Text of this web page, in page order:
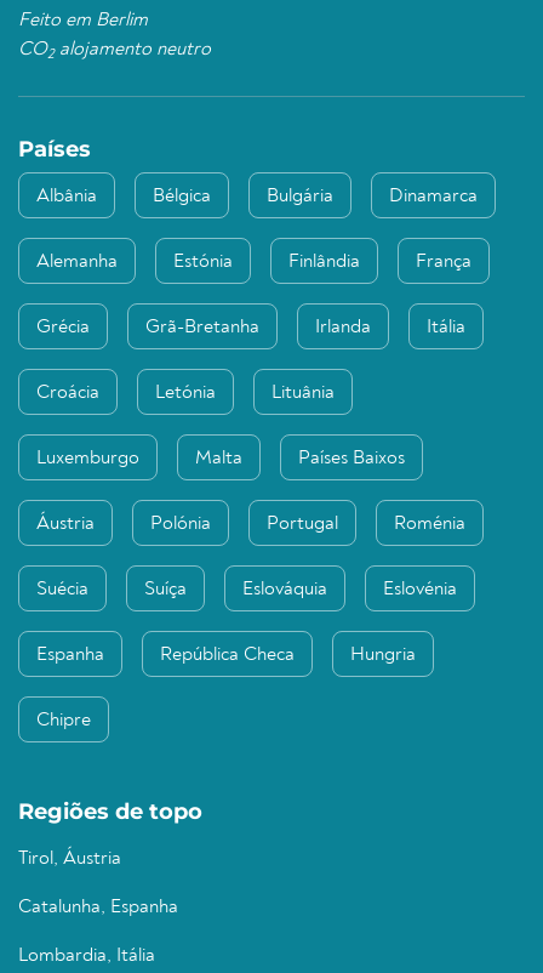
Feito em Berlim
CO2alojamento neutro
Países
Albânia Bélgica Bulgária Dinamarca
Alemanha Estónia Finlândia França
Grécia Grã-Bretanha Irlanda Itália
Croácia Letónia Lituânia
Luxemburgo Malta Países Baixos
Áustria Polónia Portugal Roménia
Suécia Suíça Eslováquia Eslovénia
Espanha República Checa Hungria
Chipre
Regiões de topo
Tirol, Áustria
Catalunha, Espanha
Lombardia, Itália